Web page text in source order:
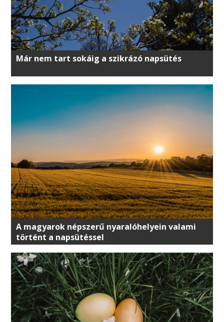
Már nem tart sokáig a szikrázó napsütés
A magyarok népszerű nyaralóhelyein valami
történt a napsütéssel